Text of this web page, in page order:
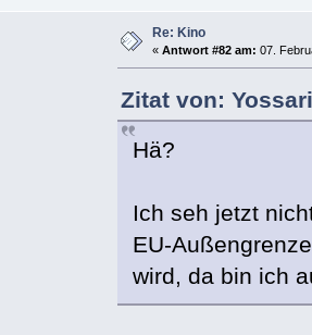
Re: Kino
« Antwort #82 am: 07.
Zitat von:
Hä?
Ich seh jetzt
EU-
wird, da bin ich